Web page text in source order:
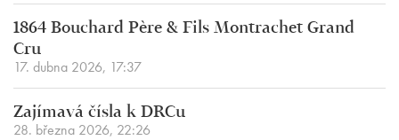
1864 Bouchard Père & Fils Montrachet Grand
Cru
17. dubna 2026, 17:37
Zajímavá čísla k DRCu
28. března 2026, 22:26